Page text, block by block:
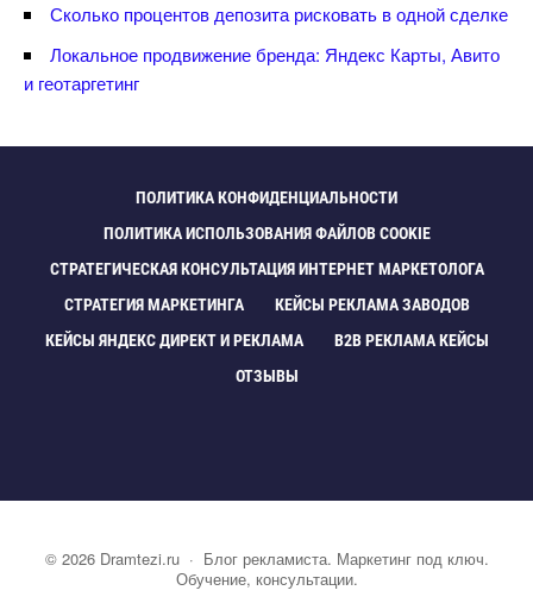
Сколько процентов депозита рисковать в одной сделке
Локальное продвижение бренда: Яндекс Карты, Авито
и геотаргетин
ПОЛИТИКА КОНФИДЕНЦИАЛЬНОСТИ
ПОЛИТИКА ИСПОЛЬЗОВАНИЯ ФАЙЛОВ COOKIE
СТРАТЕГИЧЕСКАЯ КОНСУЛЬТАЦИЯ ИНТЕРНЕТ МАРКЕТОЛОГА
СТРАТЕГИЯ МАРКЕТИНГА
КЕЙСЫ РЕКЛАМА ЗАВОДО
КЕЙСЫ ЯНДЕКС ДИРЕКТ И РЕКЛАМА
B2B РЕКЛАМА КЕЙСЫ
ОТЗЫВЫ
© 2026 Dramtezi.ru· Блог рекламиста. Маркетинг под ключ.
Обучение, консультации.